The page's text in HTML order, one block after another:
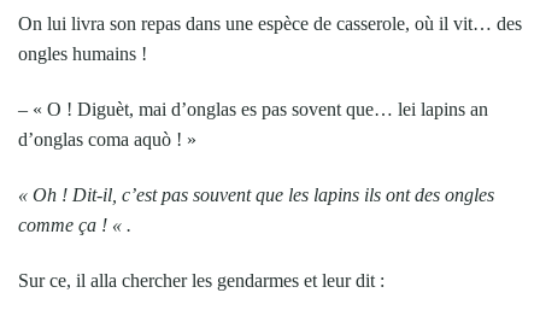
On lui livra son repas dans une espèce de casserole, où il vit… des
ongles humains !
– « O ! Diguèt, mai d’onglas es pas sovent que… lei lapins an
d’onglas coma aquò ! »
« Oh ! Dit-il, c’est pas souvent que les lapins ils ont des ongles
comme ça ! « .
Sur ce, il alla chercher les gendarmes et leur dit :